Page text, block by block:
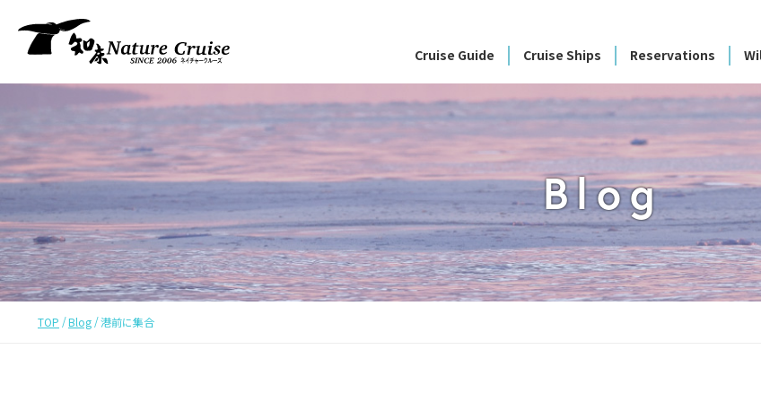
Cruise Guide Cruise Ships Reservations
Blog
TOP Blog 港前に集合